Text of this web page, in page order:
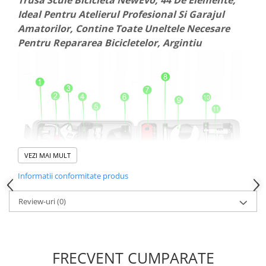
Ideal Pentru Atelierul Profesional Si Garajul
Amatorilor, Contine Toate Uneltele Necesare
Pentru Repararea Bicicletelor, Argintiu
VEZI MAI MULT
Informatii conformitate produs
Review-uri(0)
FRECVENT CUMPARATE